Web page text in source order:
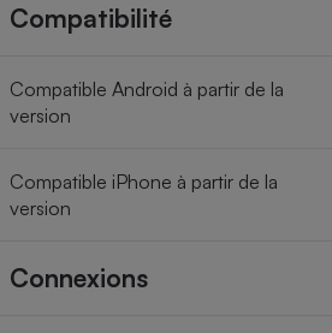
Compatibilité
Compatible Android à partir de la
version
Compatible iPhone à partir de la
version
Connexions